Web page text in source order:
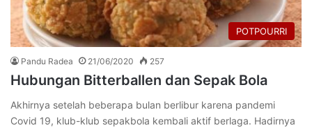
POTPOURRI
Pandu Radea 21/06/2020 257
Hubungan Bitterballen dan Sepak Bola
Akhirnya setelah beberapa bulan berlibur karena pandemi
Covid 19, klub-klub sepakbola kembali aktif berlaga. Hadirnya